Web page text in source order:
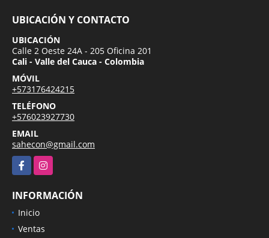
UBICACIÓN Y CONTACTO
UBICACIÓN
Calle 2 Oeste 24A - 205 Oficina 201
Cali - Valle del Cauca - Colombia
MÓVIL
+573176424215
TELÉFONO
+576023927730
EMAIL
sahecon@gmail.com
FacebookInstagram
INFORMACIÓN
Inicio
Ventas